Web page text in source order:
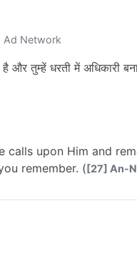
Ad Network
तुम्हें धरती में अधिकारी
upon Him and
remember. ([27] An-